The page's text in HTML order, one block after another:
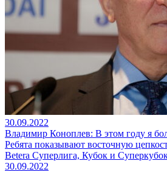
30.09.2022
Владимир Коноплев: В этом году я
Ребята показывают восточную
Betera Суперлига, Кубок и
30.09.2022